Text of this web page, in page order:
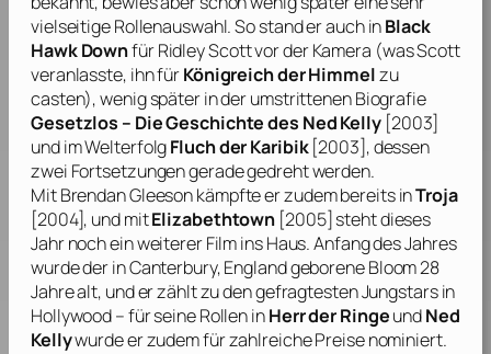
vielseitige Rollenauswahl. So stand er auch inBlack
Hawk DownfürRidley Scottvor der Kamera (wasScott
veranlasste, ihn fürKönigreich der Himmelzu
casten), wenig später in der umstrittenen Biografie
Gesetzlos – Die Geschichte des Ned Kelly [2003]
und im WelterfolgFluch der Karibik[2003], dessen
zwei Fortsetzungen gerade gedreht werden.
MitBrendan Gleesonkämpfte er zudem bereits inTroja
[2004], und mitElizabethtown [2005] steht dieses
Jahr noch ein weiterer Film ins Haus. Anfang des Jahres
wurde der in Canterbury, England geboreneBloom28
Jahre alt, und er zählt zu den gefragtesten Jungstars in
Hollywood – für seine Rollen inHerr der RingeundNed
Kellywurde er zudem für zahlreiche Preise nominiert.